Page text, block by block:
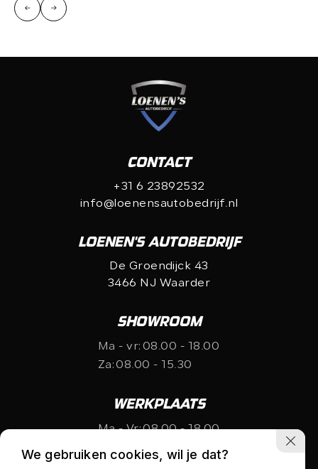
CONTACT
+31 6 23892532
info@loenensautobedrijf.nl
LOENEN'S AUTOBEDRIJF
De Groendijck 43
3466 NJ Waarder
SHOWROOM
Ma - vr: 08.00 - 18.00
Za: 08.00 - 15.30
WERKPLAATS
Ma - Vr:08.00 - 18.00
gesloten
We gebruiken cookies, wil je dat?